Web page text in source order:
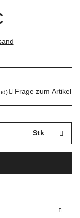
Frage zum Artikel
Stk